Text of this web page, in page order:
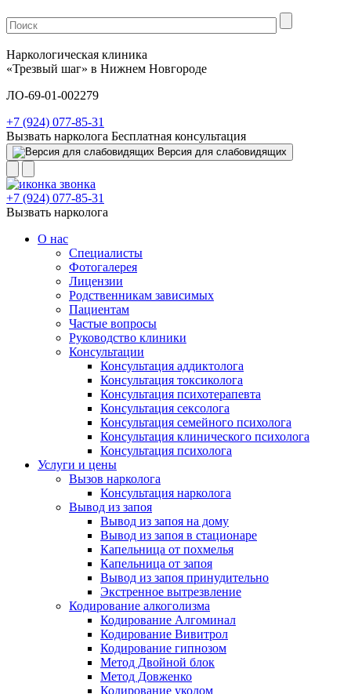
Наркологическая клиника
«Трезвый шаг» в Нижнем Новгороде
ЛО-69-01-002279
+7 (924) 077-85-31
Вызвать нарколога Бесплатная консультация
Версия для слабовидящих
+7 (924) 077-85-31
Вызвать нарколога
О нас
Специалисты
Фотогалерея
Лицензии
Родственникам зависимых
Пациентам
Частые вопросы
Руководство клиники
Консультации
Консультация аддиктолога
Консультация токсиколога
Консультация психотерапевта
Консультация сексолога
Консультация семейного психолога
Консультация клинического психолога
Консультация психолога
Услуги и цены
Вызов нарколога
Консультация нарколога
Вывод из запоя
Вывод из запоя на дому
Вывод из запоя в стационаре
Капельница от похмелья
Капельница от запоя
Вывод из запоя принудительно
Экстренное вытрезвление
Кодирование алкоголизма
Кодирование Алгоминал
Кодирование Вивитрол
Кодирование гипнозом
Метод Двойной блок
Метод Довженко
Кодирование уколом